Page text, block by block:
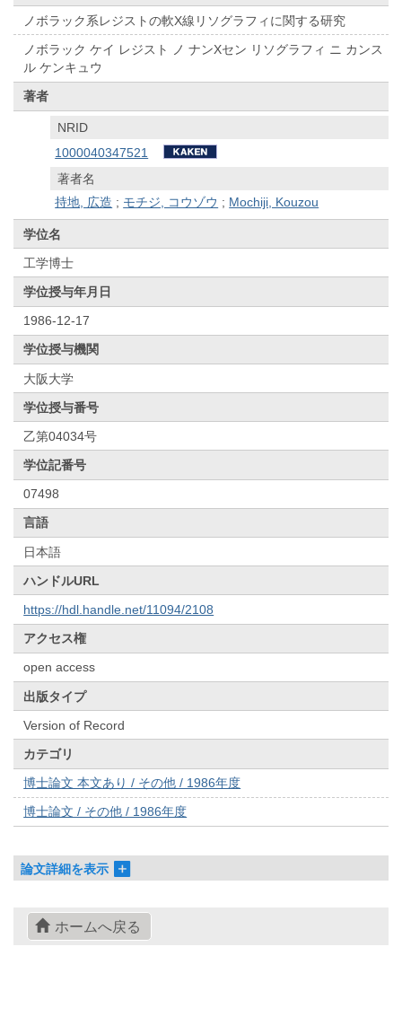
ノボラック系レジストの軟X線リソグラフィに関する研究
ノボラック ケイ レジスト ノ ナンXセン リソグラフィ ニ カンス
ル ケンキュウ
著者
NRID
1000040347521
著者名
持地, 広造 ; モチジ, コウゾウ ; Mochiji, Kouzou
学位名
工学博士
学位授与年月日
1986-12-17
学位授与機関
大阪大学
学位授与番号
乙第04034号
学位記番号
07498
言語
日本語
ハンドルURL
https://hdl.handle.net/11094/2108
アクセス権
open access
出版タイプ
Version of Record
カテゴリ
博士論文 本文あり / その他 / 1986年度
博士論文 / その他 / 1986年度
論文詳細を表示
ホームへ戻る